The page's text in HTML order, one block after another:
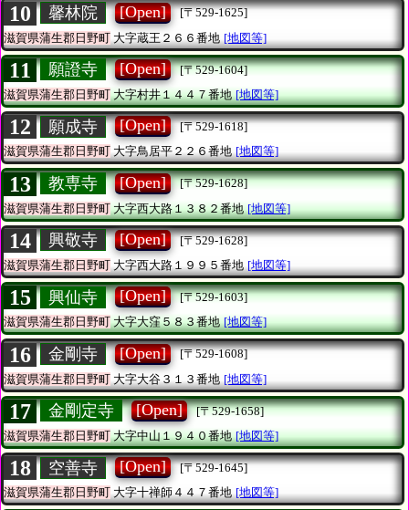
10 馨林院 [Open]
[〒529-1625]
滋賀県蒲生郡日野町 大字蔵王２６６番地 [地図等]
11 願證寺 [Open]
[〒529-1604]
滋賀県蒲生郡日野町大字村井１４４７番地 [地図等]
12 願成寺 [Open]
[〒529-1618]
滋賀県蒲生郡日野町大字鳥居平２２６番地 [地図等]
13 教専寺 [Open]
[〒529-1628]
滋賀県蒲生郡日野町大字西大路１３８２番地 [地図等]
14 興敬寺 [Open]
[〒529-1628]
滋賀県蒲生郡日野町 大字西大路１９９５番地 [地図等]
15 興仙寺 [Open]
[〒529-1603]
滋賀県蒲生郡日野町大字大窪５８３番地 [地図等]
16 金剛寺 [Open]
[〒529-1608]
滋賀県蒲生郡日野町 大字大谷３１３番地 [地図等]
17 金剛定寺 [Open]
[〒529-1658]
滋賀県蒲生郡日野町大字中山１９４０番地 [地図等]
18 空善寺 [Open]
[〒529-1645]
滋賀県蒲生郡日野町大字十禅師４４７番地 [地図等]